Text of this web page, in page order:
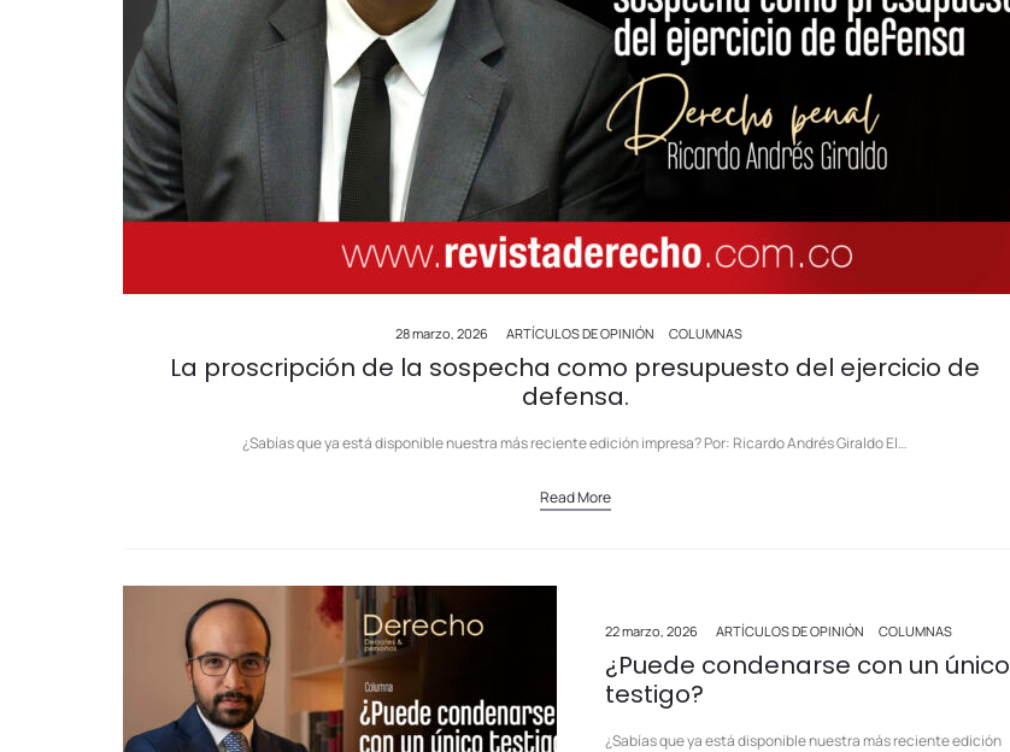
28 marzo, 2026 ARTÍCULOS DE OPINIÓN COLUMNAS
La proscripción de la sospecha como presupuesto del ejercicio de
defensa.
¿Sabías que ya está disponible nuestra más reciente edición impresa? Por: Ricardo Andrés Giraldo El…
Read More
22 marzo, 2026 ARTÍCULOS DE OPINIÓN COLUMNAS
¿Puede condenarse con un único
testigo?
¿Sabías que ya está disponible nuestra más reciente edición